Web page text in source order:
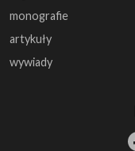
monografie
artykuły
wywiady